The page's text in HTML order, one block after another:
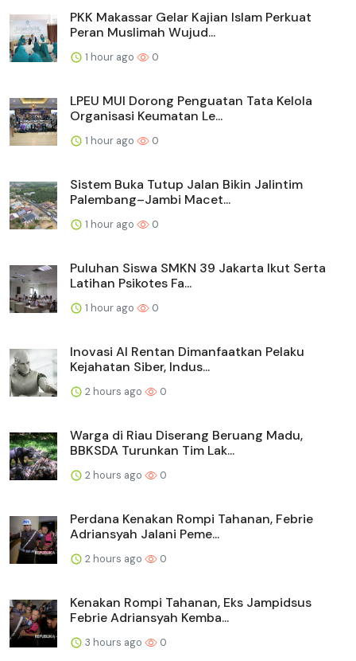
PKK Makassar Gelar Kajian Islam Perkuat
Peran Muslimah Wujud...
1 hour ago 0
LPEU MUI Dorong Penguatan Tata Kelola
Organisasi Keumatan Le...
1 hour ago 0
Sistem Buka Tutup Jalan Bikin Jalintim
Palembang–Jambi Macet...
1 hour ago 0
Puluhan Siswa SMKN 39 Jakarta Ikut Serta
Latihan Psikotes Fa...
1 hour ago 0
Inovasi AI Rentan Dimanfaatkan Pelaku
Kejahatan Siber, Indus...
2 hours ago 0
Warga di Riau Diserang Beruang Madu,
BBKSDA Turunkan Tim Lak...
2 hours ago 0
Perdana Kenakan Rompi Tahanan, Febrie
Adriansyah Jalani Peme...
2 hours ago 0
Kenakan Rompi Tahanan, Eks Jampidsus
Febrie Adriansyah Kemba...
3 hours ago 0